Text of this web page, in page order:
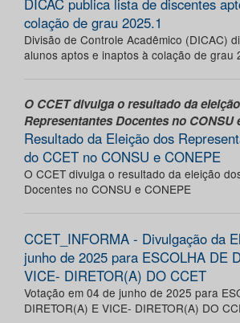
DICAC publica lista de discentes
colação de grau 2025.1
Divisão de Controle Acadêmico (DICAC)
alunos aptos e inaptos à colação de grau
O CCET divulga o resultado da
Representantes Docentes no CONSU
Resultado da Eleição dos
do CCET no CONSU e CONEPE
O CCET divulga o resultado da eleição
Docentes no CONSU e CONEPE
CCET_INFORMA - Divulgação da
junho de 2025 para ESCOLHA DE
VICE- DIRETOR(A) DO CCET
Votação em 04 de junho de 2025 para
DIRETOR(A) E VICE- DIRETOR(A) DO